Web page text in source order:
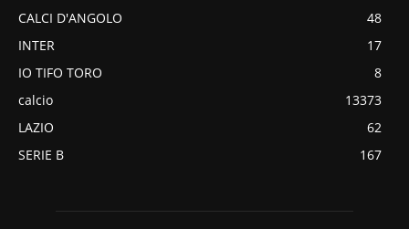
CALCI D'ANGOLO
48
INTER
17
IO TIFO TORO
8
calcio
13373
LAZIO
62
SERIE B
167